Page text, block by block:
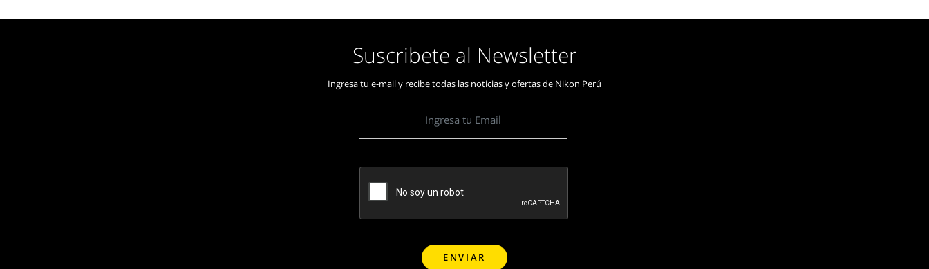
Suscribete al Newsletter
Ingresa tu e-mail y recibe todas las noticias y ofertas de Nikon Perú